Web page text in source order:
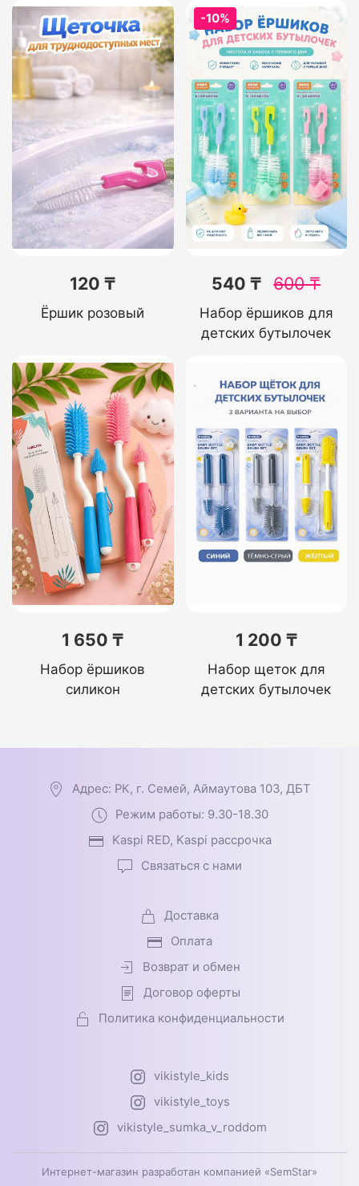
120 ₸
Ёршик розовый
-10%
540 ₸ 600₸
Набор ёршиков для
детских бутылочек
1 650 ₸
Набор ёршиков
силикон
1 200 ₸
Набор щеток для
детских бутылочек
Адрес: РК, г. Семей, Аймаутова 103, ДБТ
Режим работы: 9.30-18.30
Kaspi RED, Kaspi рассрочка
Связаться с нами
Доставка
Оплата
Возврат и обмен
Договор оферты
Политика конфиденциальности
vikistyle_kids
vikistyle_toys
vikistyle_sumka_v_roddom
Интернет-магазин разработан компанией «SemStar»